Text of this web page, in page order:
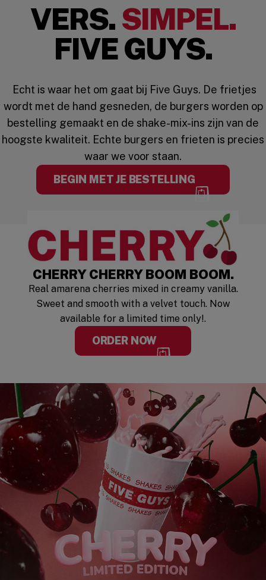
VERS. SIMPEL.
FIVE GUYS.
Echt is waar het om gaat bij Five Guys. De frietjes
wordt met de hand gesneden, de burgers worden op
bestelling gemaakt en de shake-mix-ins zijn van de
hoogste kwaliteit. Echte burgers en frieten is precies
waar we voor staan.
BEGIN MET JE BESTELLING
LIMITED
CHERRY CHERRY BOOM BOOM.
Real amarena cherries mixed in creamy vanilla.
Sweet and smooth with a velvet touch. Now
available for a limited time only!.
ORDER NOW